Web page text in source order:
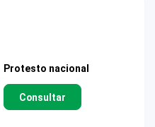
Protesto nacional
Consultar